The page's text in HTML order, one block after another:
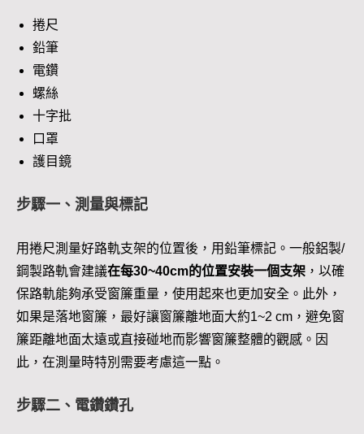
捲尺
鉛筆
電鑽
螺絲
十字批
口罩
護目鏡
步驟一、測量與標記
用捲尺測量好路軌支架的位置後，用鉛筆標記。一般鋁製/
鋼製路軌會建議在每30~40cm的位置安裝一個支架 ，以確
保路軌能夠承受窗簾重量，使用起來也更加安全。此外，
如果是落地窗簾，最好讓窗簾離地面大約1~2 cm，避免窗
簾距離地面太遠或直接碰地而影響窗簾整體的觀感。因
此，在測量時特別需要考慮這一點。
步驟二、電鑽鑽孔